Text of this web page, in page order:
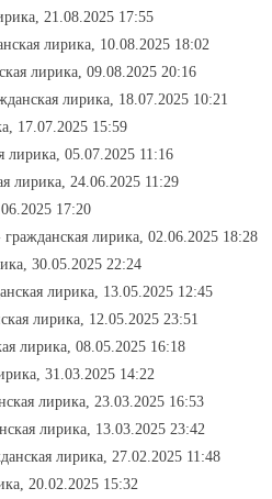
21.08.2025 17:55
лирика, 10.08.2025 18:02
лирика, 09.08.2025 20:16
лирика, 18.07.2025 10:21
17.07.2025 15:59
лирика, 05.07.2025 11:16
лирика, 24.06.2025 11:29
17:20
гражданская лирика, 02.06.2025 18:28
30.05.2025 22:24
лирика, 13.05.2025 12:45
лирика, 12.05.2025 23:51
лирика, 08.05.2025 16:18
31.03.2025 14:22
лирика, 23.03.2025 16:53
лирика, 13.03.2025 23:42
лирика, 27.02.2025 11:48
20.02.2025 15:32